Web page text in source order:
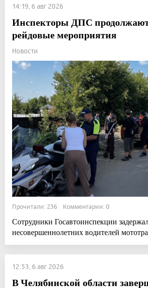
14:19, 6 авг 2026
Инспекторы ДПС
рейдовые мероприятия
Новости
Прочитали: 236 Комментарии: 0
Сотрудники Госавтоинспекции
несовершеннолетних водителей
12:53, 6 авг 2026
В Челябинской области